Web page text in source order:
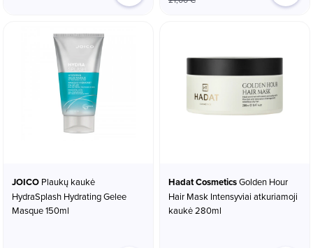
JOICO
HydraSplash Hydrating Gelee
Masque 150ml
Hadat Cosmetics
Hair Mask Intensyviai atkuriamoji
kaukė 280ml